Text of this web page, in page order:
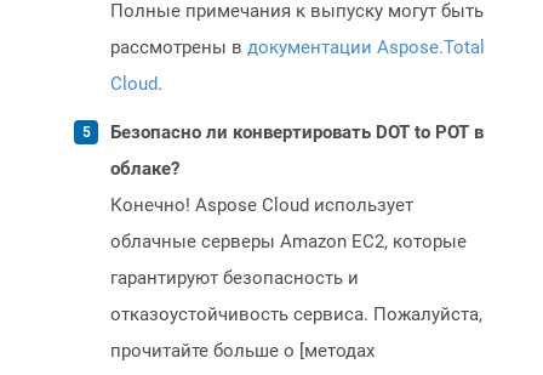
Полные примечания к выпуску могут быть
рассмотрены в документации Aspose.Total
Cloud.
Безопасно ли конвертировать DOT to POT в
облаке?
Конечно! Aspose Cloud использует
облачные серверы Amazon EC2, которые
гарантируют безопасность и
отказоустойчивость сервиса. Пожалуйста,
прочитайте больше о [методах